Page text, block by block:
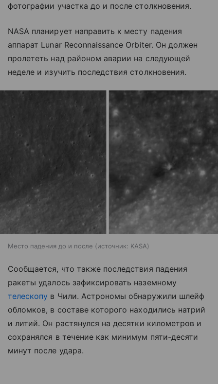
фотографии участка до и после столкновения.
NASA планирует направить к месту падения
аппарат Lunar Reconnaissance Orbiter. Он должен
пролететь над районом аварии на следующей
неделе и изучить последствия столкновения.
Место падения до и после источник: KASA
Сообщается, что также последствия падения
ракеты удалось зафиксировать наземному
телескопу в Чили. Астрономы обнаружили шлейф
обломков, в составе которого находились натрий
и литий. Он растянулся на десятки километров и
сохранялся в течение как минимум пяти-десяти
минут после удара.